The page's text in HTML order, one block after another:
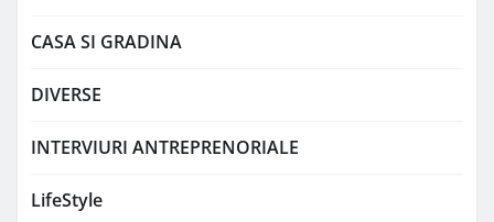
CASA SI GRADINA
DIVERSE
INTERVIURI ANTREPRENORIALE
LifeStyle